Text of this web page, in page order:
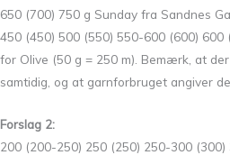
650 (700) 750 g Sunday fra Sandnes
450 (450) 500 (550) 550-600 (600) 600
for Olive (50 g = 250 m). Bemærk, at
samtidig, og at garnforbruget angiver
Forslag 2:
200 (200-250) 250 (250) 250-300